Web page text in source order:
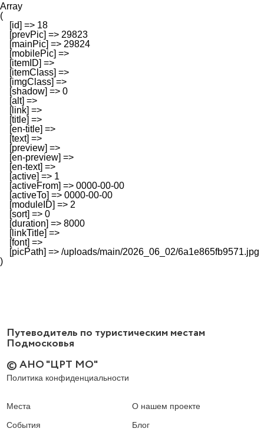
Array
(
    [id] => 18
    [prevPic] => 29823
    [mainPic] => 29824
    [mobilePic] =>
    [itemID] =>
    [itemClass] =>
    [imgClass] =>
    [shadow] => 0
    [alt] =>
    [link] =>
    [title] =>
    [en-title] =>
    [text] =>
    [preview] =>
    [en-preview] =>
    [en-text] =>
    [active] => 1
    [activeFrom] => 0000-00-00
    [activeTo] => 0000-00-00
    [moduleID] => 2
    [sort] => 0
    [duration] => 8000
    [linkTitle] =>
    [font] =>
    [picPath] => /uploads/main/2026_06_02/6a1e865fb9571.jpg
Путеводитель по туристическим местам
Подмосковья
© АНО "ЦРТ МО"
Политика конфиденциальности
Места
События
О нашем проекте
Блог